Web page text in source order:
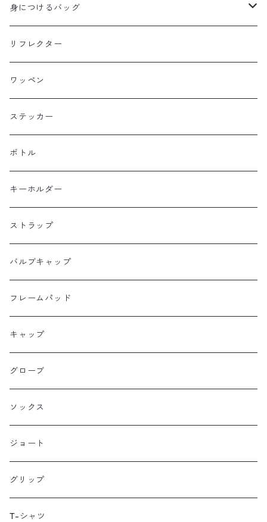
B3
Baby Legs Bags
Bike Friday
BOGEWORKS
Burrito House Original
CAMELCHOPS
Dripper cycle
Ellum Bag Works
Farewell
Farther Bag Co
HANDUP
HMPL
Loophole Bags
Lords Luggage
LUGS NOT DRUGS
WALD 用バッグ
ハンドルバーバッグ
トップチューブバッグ
フォークバッグ
ステムバッグ
フレームバッグ
ドリンクバッグ
リアトップチューブバッグ
サドルバッグ
身につけるバッグ
ヒップバッグ
トートバッグ
サコッシュ
ポーチ・財布
バックパック
リフレクター
ワッペン
ステッカー
ボトル
キーホルダー
ストラップ
バルブキャップ
フレームパッド
キャップ
グローブ
ソックス
ジョート
グリップ
T-シャツ